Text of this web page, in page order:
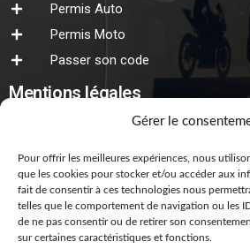
Gérer le
Pour offrir les meilleures expériences, nous
que les cookies pour stocker et/ou accéder aux
fait de consentir à ces technologies nous
telles que le comportement de navigation ou les
de ne pas consentir ou de retirer son
sur certaines caractéristiques et fonctions.
Permis Auto
Permis Moto
Passer son code
Mentions légales
Mentions légales
Cookies
Réseaux
Retrouvez notre